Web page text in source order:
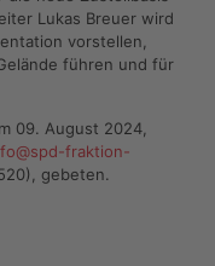
Lukas Breuer wird
vorstellen,
führen und für
09. August 2024,
fraktion-
gebeten.